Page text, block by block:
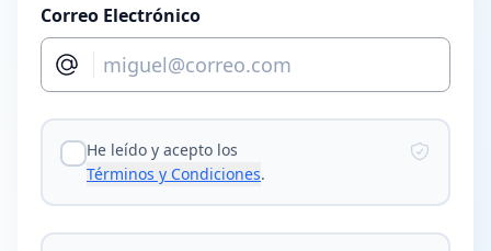
Correo Electrónico
He leído y acepto los
Términos y Condiciones.